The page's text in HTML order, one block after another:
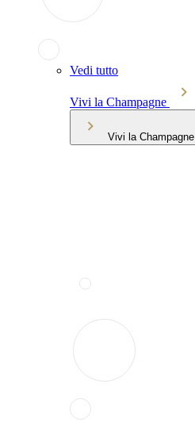
Vedi tutto
Vivi la Champagne
Vivi la Champagne